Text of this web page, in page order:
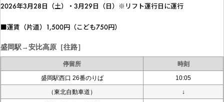
2026年3月28日（土）・3月29日（日）※リフト運行日に運行
■運賃（片道）1,500円（こども750円）
盛岡駅→安比高原［往路］
停留所
時刻
盛岡駅西口 26番のりば
10:05
（東北自動車道）
↓